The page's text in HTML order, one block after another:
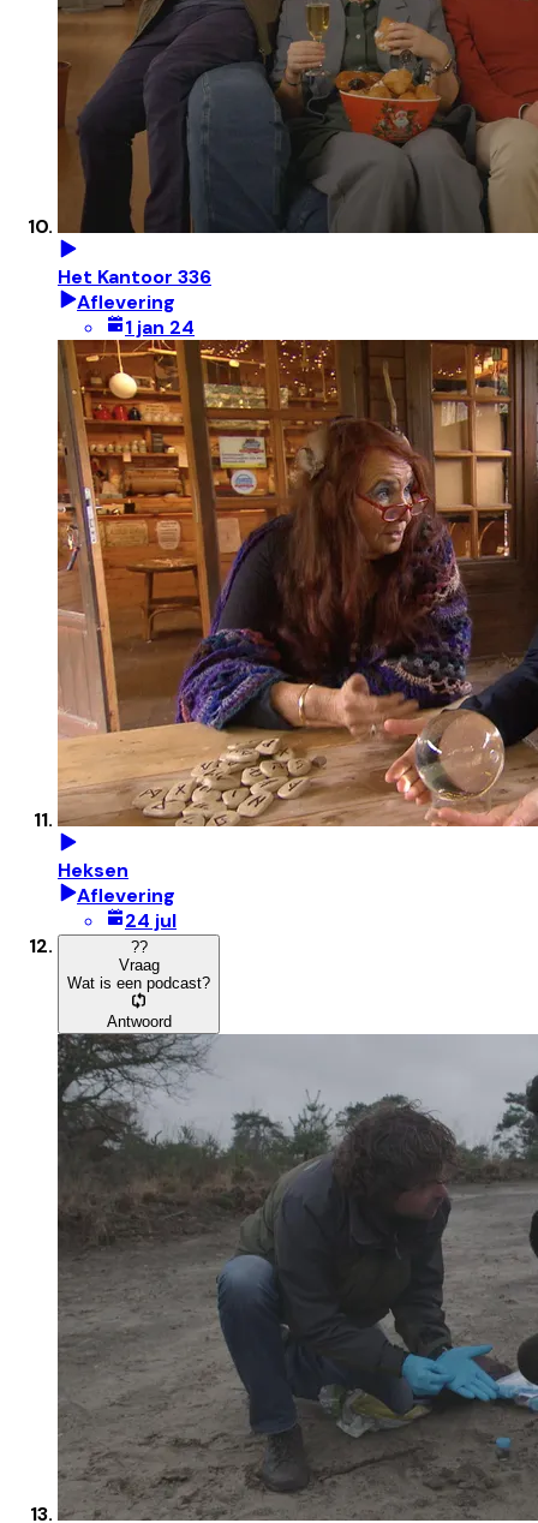
Het Kantoor 336
Aflevering
1 jan 24
Heksen
Aflevering
24 jul
??
Vraag
Wat is een podcast?
Antwoord